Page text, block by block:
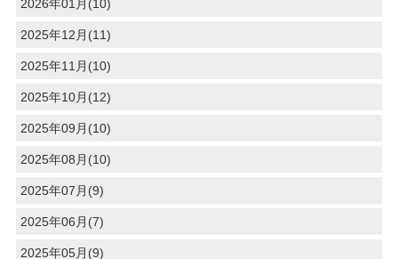
2026年01月(10)
2025年12月(11)
2025年11月(10)
2025年10月(12)
2025年09月(10)
2025年08月(10)
2025年07月(9)
2025年06月(7)
2025年05月(9)